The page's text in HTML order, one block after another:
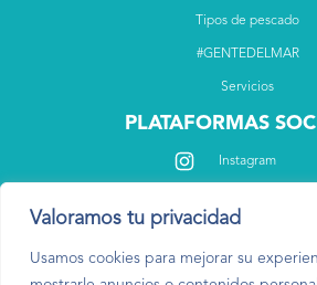
Valoramos tu privacidad
Usamos cookies para mejorar su
Tipos de pescado
#GENTEDELMAR
Servicios
PLATAFORMAS
Instagram